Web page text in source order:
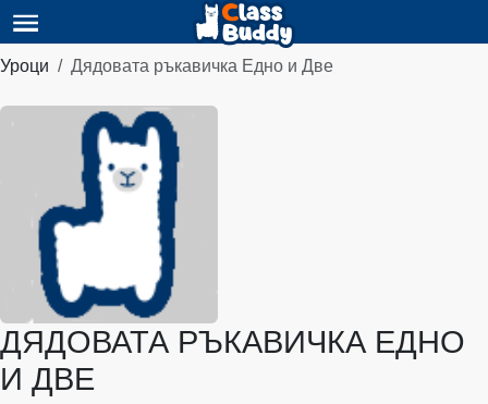
Уроци Дядовата ръкавичка Едно и Две
ДЯДОВАТА РЪКАВИЧКА ЕДНО
И ДВЕ